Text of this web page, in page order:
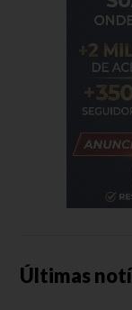
Últimas